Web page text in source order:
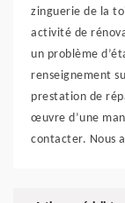
zinguerie de la
activité de
un problème
renseignement
prestation de
œuvre d’une
contacter. Nous